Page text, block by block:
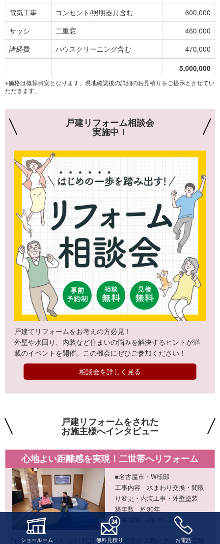
電気工事
コンセント/照明器具含む
600,000
サッシ
二重窓
460,000
諸経費
ハウスクリーニング含む
470,000
5,000,000
※価格は概算目安となります、現地確認後の詳細のお見積りをご提示とさせてい
ただきます。
戸建リフォーム相談会
実施中！
戸建てリフォームをお考えの方必見！
外壁や水回り、内装など住まいの悩みを解決するヒントが満
載のイベントを開催。この機会にぜひご参加ください！
相談会を詳しく見る
戸建リフォームをされた
お施主様へインタビュー
心地よい距離感を実現！二世帯へリフォーム
■名古屋市・W様邸
工事内容 水まわり交換・間取
り変更・内装工事・外壁塗装
築年数 約30年
工事期間 約2.5ヶ月
“(リフォームのきっかけは)もともと寝室が２階にあって、毎晩
ショールーム 無料見積り お電話